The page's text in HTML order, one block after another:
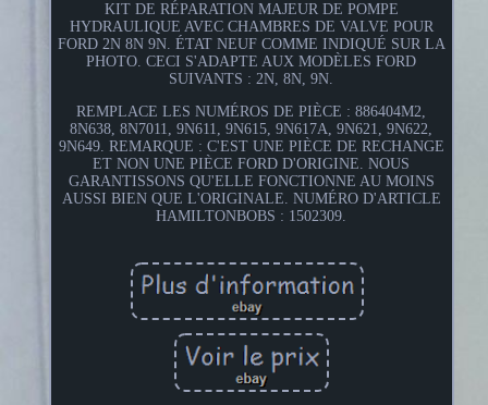
KIT DE RÉPARATION MAJEUR DE POMPE
HYDRAULIQUE AVEC CHAMBRES DE VALVE POUR
FORD 2N 8N 9N. ÉTAT NEUF COMME INDIQUÉ SUR LA
PHOTO. CECI S'ADAPTE AUX MODÈLES FORD
SUIVANTS : 2N, 8N, 9N.
REMPLACE LES NUMÉROS DE PIÈCE : 886404M2,
8N638, 8N7011, 9N611, 9N615, 9N617A, 9N621, 9N622,
9N649. REMARQUE : C'EST UNE PIÈCE DE RECHANGE
ET NON UNE PIÈCE FORD D'ORIGINE. NOUS
GARANTISSONS QU'ELLE FONCTIONNE AU MOINS
AUSSI BIEN QUE L'ORIGINALE. NUMÉRO D'ARTICLE
HAMILTONBOBS : 1502309.